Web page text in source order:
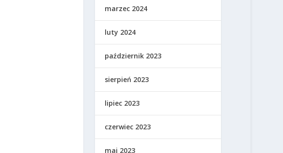
marzec 2024
luty 2024
październik 2023
sierpień 2023
lipiec 2023
czerwiec 2023
maj 2023